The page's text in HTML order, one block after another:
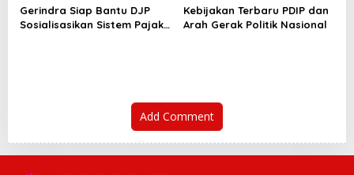
Gerindra Siap Bantu DJP
Sosialisasikan Sistem Pajak
Kebijakan Terbaru PDIP dan
Arah Gerak Politik Nasional
Add Comment